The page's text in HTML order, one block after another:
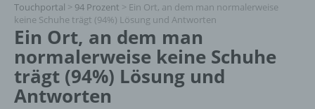
Touchportal > 94 Prozent > Ein Ort, an dem man normalerweise
keine Schuhe trägt (94%) Lösung und Antworten
Ein Ort, an dem man
normalerweise keine Schuhe
trägt (94%) Lösung und
Antworten